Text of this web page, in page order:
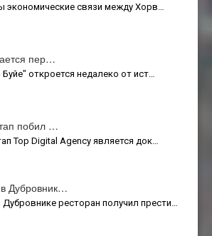
экономические связи между Хорв…
пер…
откроется недалеко от ист…
побил …
Top Digital Agency является док…
Дубровник…
ресторан получил прести…